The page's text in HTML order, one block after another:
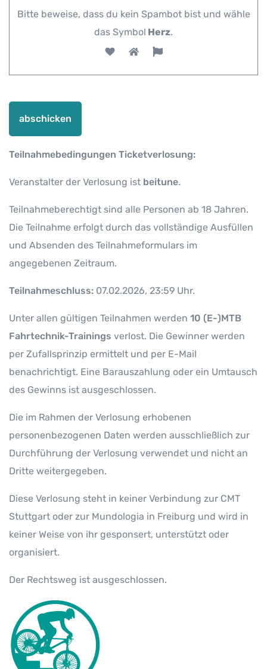
Bitte beweise, dass du kein Spambot bist und wähle
das Symbol Herz.
Teilnahmebedingungen Ticketverlosung:
Veranstalter der Verlosung ist beitune.
Teilnahmeberechtigt sind alle Personen ab 18 Jahren.
Die Teilnahme erfolgt durch das vollständige Ausfüllen
und Absenden des Teilnahmeformulars im
angegebenen Zeitraum.
Teilnahmeschluss: 07.02.2026, 23:59 Uhr.
Unter allen gültigen Teilnahmen werden 10 (E-)MTB
Fahrtechnik-Trainings verlost. Die Gewinner werden
per Zufallsprinzip ermittelt und per E-Mail
benachrichtigt. Eine Barauszahlung oder ein Umtausch
des Gewinns ist ausgeschlossen.
Die im Rahmen der Verlosung erhobenen
personenbezogenen Daten werden ausschließlich zur
Durchführung der Verlosung verwendet und nicht an
Dritte weitergegeben.
Diese Verlosung steht in keiner Verbindung zur CMT
Stuttgart oder zur Mundologia in Freiburg und wird in
keiner Weise von ihr gesponsert, unterstützt oder
organisiert.
Der Rechtsweg ist ausgeschlossen.